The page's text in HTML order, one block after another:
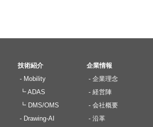
技術紹介
- Mobility
┗ ADAS
┗ DMS/OMS
- Drawing-AI
企業情報
- 企業理念
- 経営陣
- 会社概要
- 沿革